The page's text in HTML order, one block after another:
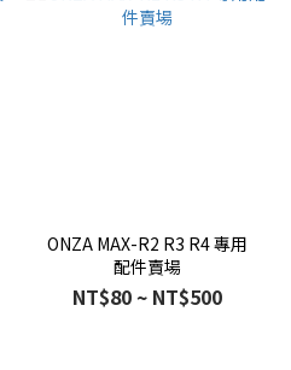
ONZA MAX-R2 R3 R4 專用
配件賣場
NT$80 ~ NT$500